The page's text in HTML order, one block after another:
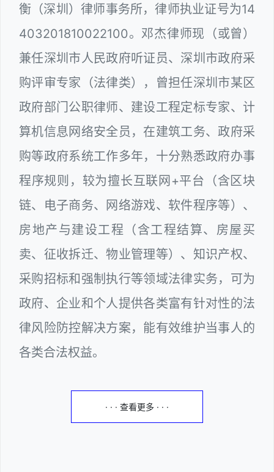
衡（深圳）律师事务所，律师执业证号为14
403201810022100。邓杰律师现（或曾）
兼任深圳市人民政府听证员、深圳市政府采
购评审专家（法律类），曾担任深圳市某区
政府部门公职律师、建设工程定标专家、计
算机信息网络安全员，在建筑工务、政府采
购等政府系统工作多年，十分熟悉政府办事
程序规则，较为擅长互联网+平台（含区块
链、电子商务、网络游戏、软件程序等）、
房地产与建设工程（含工程结算、房屋买
卖、征收拆迁、物业管理等）、知识产权、
采购招标和强制执行等领域法律实务，可为
政府、企业和个人提供各类富有针对性的法
律风险防控解决方案，能有效维护当事人的
各类合法权益。
· · · 查看更多 · · ·